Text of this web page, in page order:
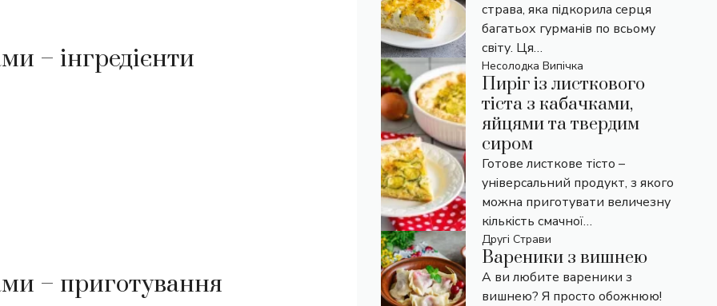
– інгредієнти
– приготування
страва, яка підкорила серця
багатьох гурманів по всьому
світу. Ця…
Несолодка Випічка
Пиріг із листкового
тіста з кабачками,
яйцями та твердим
сиром
Готове листкове тісто –
універсальний продукт, з якого
можна приготувати величезну
кількість смачної…
Другі Страви
Вареники з вишнею
А ви любите вареники з
вишнею? Я просто обожнюю!